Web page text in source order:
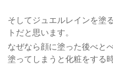
そしてジュエルレインを塗
トだと思います。
なぜなら顔に塗った後べと
塗ってしまうと化粧をする